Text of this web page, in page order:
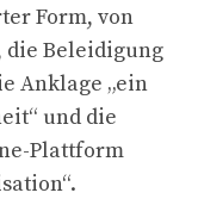
Form, von
Beleidigung
Anklage „ein
und die
Plattform